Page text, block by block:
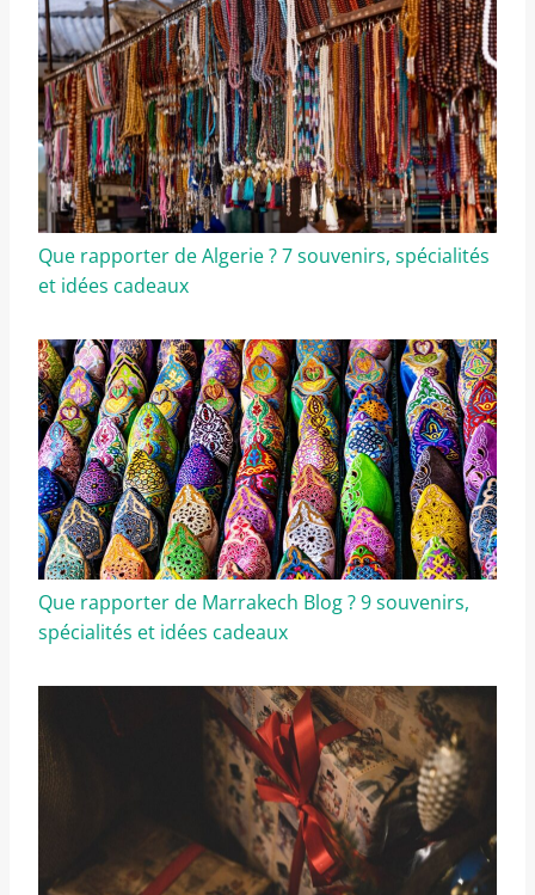
Que rapporter de Algerie ? 7 souvenirs, spécialités
et idées cadeaux
Que rapporter de Marrakech Blog ? 9 souvenirs,
spécialités et idées cadeaux